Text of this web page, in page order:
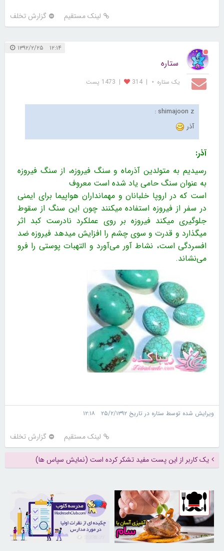
لینک مستقیم گزارش تخلف
۱۲:۱۴ ۱۳۹۲/۲/۲۵
ستاره
یک ستاره ⋆ |
314
| 1473 پست
shimajoon z :
آذر
آذر:
رسیدیم به متولدین آذرماه و سنگ فیروزه، از سنگ فیروزه
به عنوان سنگ حامی یاد شده است معروف
است که در اروپا خلبانان و مهمانداران هواپیما برای ایمنی
در سفر از فیروزه استفاده میکنند چون این سنگ از سقوط
جلوگیری میکند فیروزه بر روی عملکرد نادرست کبد اثر
میگذارد و قدرت و سوی چشم را افزایش میدهد فیروزه ضد
افسردگی است، نشاط آور می‌آورد و التهبات پوستی را فرو
می‌نشاند.
ویرایش شده توسط ستاره در تاریخ ۲۵/۲/۱۳۹۲ ۱۲:۱۸
لینک مستقیم گزارش تخلف
یک کاربر از این پست مفید تشکر کرده است (نمایش سپاس ها)
30254882